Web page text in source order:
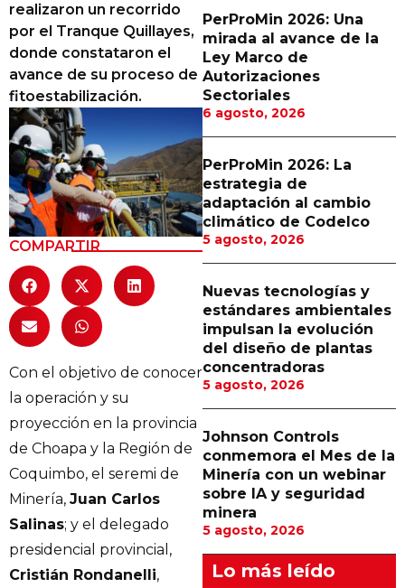
Canal Digital
Columnas de Opinión
Designaciones
Calendario de Eventos
Revistas Digital
Siguenos
realizaron un recorrido
por el Tranque Quillayes,
donde constataron el
avance de su proceso de
fitoestabilización.
COMPARTIR
Con el objetivo de conocer
la operación y su
proyección en la provincia
de Choapa y la Región de
Coquimbo, el seremi de
Minería, Juan Carlos
Salinas; y el delegado
presidencial provincial,
Cristián Rondanelli,
PerProMin 2026: Una
mirada al avance de la
Ley Marco de
Autorizaciones
Sectoriales
6 agosto, 2026
PerProMin 2026: La
estrategia de
adaptación al cambio
climático de Codelco
5 agosto, 2026
Nuevas tecnologías y
estándares ambientales
impulsan la evolución
del diseño de plantas
concentradoras
5 agosto, 2026
Johnson Controls
conmemora el Mes de la
Minería con un webinar
sobre IA y seguridad
minera
5 agosto, 2026
Lo más leído